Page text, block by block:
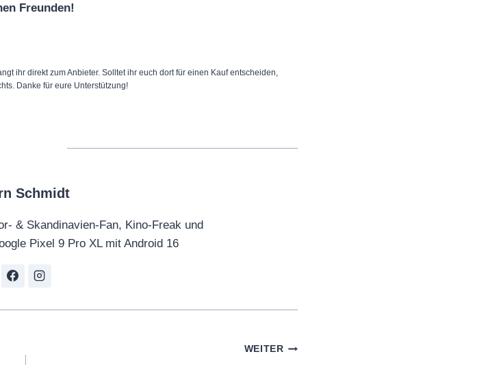
Freunden!
ihr direkt zum Anbieter. Solltet ihr euch dort für einen Kauf entscheiden,
Danke für eure Unterstützung!
Schmidt
& Skandinavien-Fan, Kino-Freak und
Pixel 9 Pro XL mit Android 16
WEITER